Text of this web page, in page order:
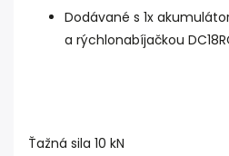
Dodávané s 1x
a rýchlonabíjačkou
Ťažná sila 10 kN